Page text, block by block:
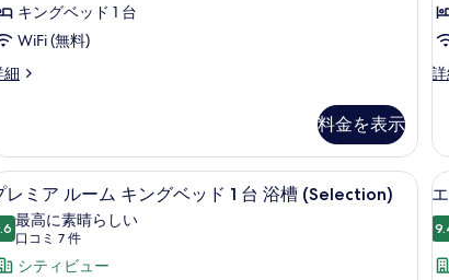
キングベッド 1 台
WiFi (無料)
細
料金を表示
1
エ
テ
ィ
ブ
ー
キ
ングベッド 1 台 | 高級寝具、ミニバー、セーフティボックス (室内)
高級寝具、ミニバー、セーフティボ
5
レミア ルーム キングベッド 1 台 浴槽 (Selection)
10 点中 9.6
最高に素晴らしい
口コミ 7 件
(口
コ
シティビュー